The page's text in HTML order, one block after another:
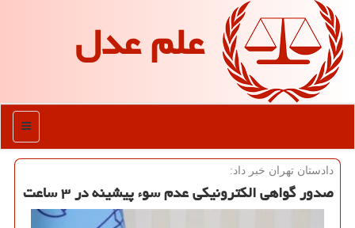
علم عدل
منو
دادستان تهران خبر داد:
صدور گواهی الكترونیكی عدم سوء پیشینه در ۳ ساعت